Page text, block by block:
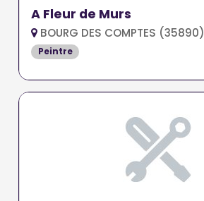
A Fleur de Murs
BOURG DES COMPTES (35890)
Peintre